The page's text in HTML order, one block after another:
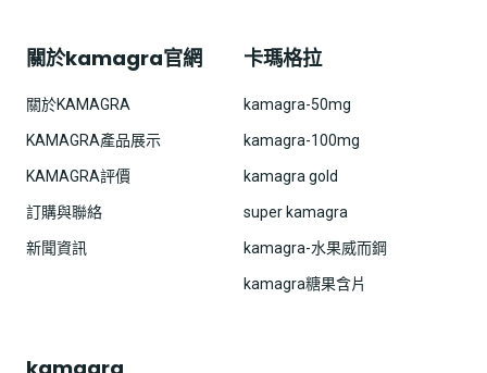
關於kamagra官網
關於KAMAGRA
KAMAGRA產品展示
KAMAGRA評價
訂購與聯絡
新聞資訊
卡瑪格拉
kamagra-50mg
kamagra-100mg
kamagra gold
super kamagra
kamagra-水果威而鋼
kamagra糖果含片